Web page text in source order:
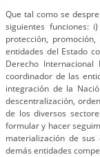
Que tal como se
siguientes funciones:
protección,
entidades del Estado
Derecho
coordinador de las
integración de la
descentralización,
de los diversos
formular y hacer
materialización de
demás entidades